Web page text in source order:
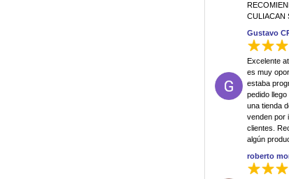
CULIACAN
Gustavo
Excelente
es muy
estaba
pedido
una tienda
venden por
clientes.
algún
roberto